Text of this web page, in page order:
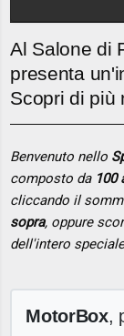
Al Salone di
presenta
Scopri di più
Benvenuto nello
composto da 100
cliccando il
sopra, oppure
dell'intero
MotorBox,